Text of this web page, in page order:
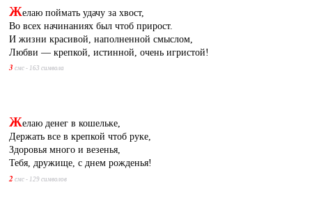
Желаю поймать удачу за хвост,
Во всех начинаниях был чтоб прирост.
И жизни красивой, наполненной смыслом,
Любви — крепкой, истинной, очень игристой!
3 смс - 163 символа
Желаю денег в кошельке,
Держать все в крепкой чтоб руке,
Здоровья много и везенья,
Тебя, дружище, с днем рожденья!
2 смс - 129 символов